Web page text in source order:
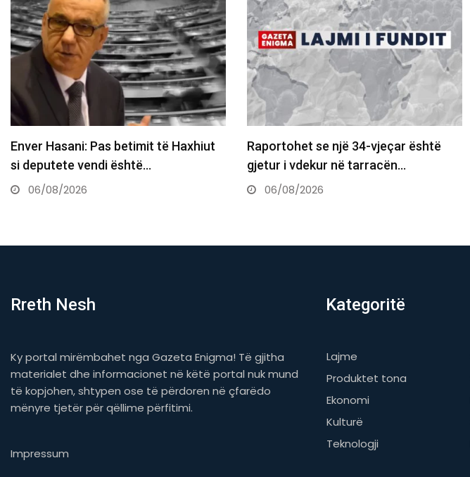
Hasani: Pas betimit të Haxhiut
deputete vendi është…
06/08/2026
Raportohet se një 34-vjeçar është
gjetur i vdekur në tarracën…
06/08/2026
Rreth Nesh
Ky portal mirëmbahet nga Gazeta Enigma! Të gjitha
materialet dhe informacionet në këtë portal nuk mund
të kopjohen, shtypen ose të përdoren në çfarëdo
mënyre tjetër për qëllime përfitimi.
Impressum
Kategoritë
Lajme
Produktet tona
Ekonomi
Kulturë
Teknologji